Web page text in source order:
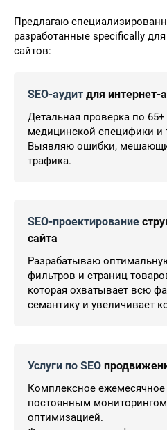
Предлагаю
разработанные specifically
сайтов:
SEO-аудит для интернет-
Детальная проверка по
медицинской специфики и
Выявляю ошибки,
трафика.
SEO-проектирование
сайта
Разрабатываю
фильтров и страниц
которая охватывает всю
семантику и увеличивает
Услуги по SEO
Комплексное
постоянным
оптимизацией.